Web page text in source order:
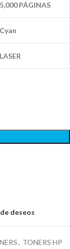
5,000 PÁGINAS
Cyan
LASER
deseos
, TONERS HP